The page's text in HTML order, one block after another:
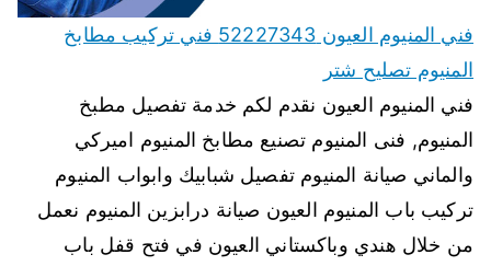
فني المنيوم العيون 52227343 فني تركيب مطابخ
المنيوم تصليح شتر
فني المنيوم العيون نقدم لكم خدمة تفصيل مطبخ
المنيوم, فنى المنيوم تصنيع مطابخ المنيوم اميركي
والماني صيانة المنيوم تفصيل شبابيك وابواب المنيوم
تركيب باب المنيوم العيون صيانة درابزين المنيوم نعمل
من خلال هندي وباكستاني العيون في فتح قفل باب